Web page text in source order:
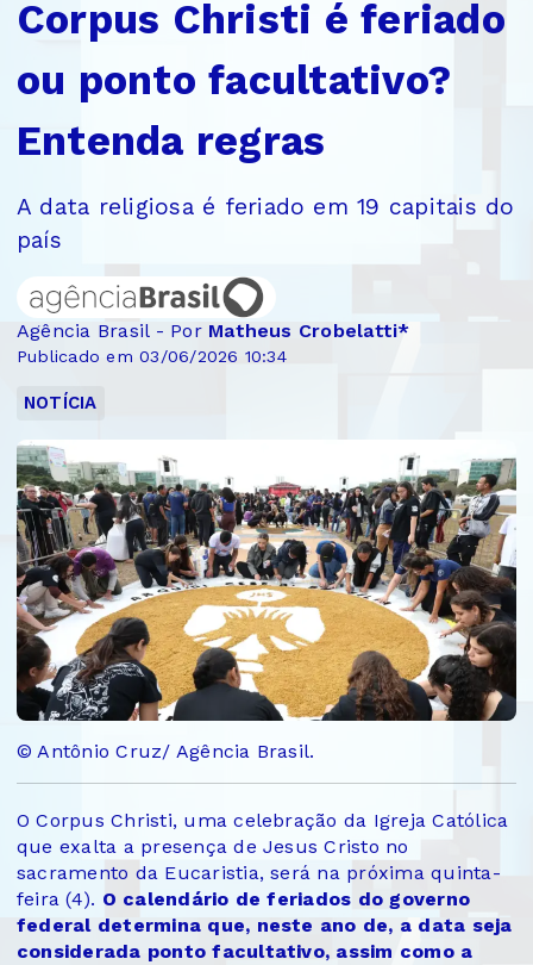
Corpus Christi é feriado
ou ponto facultativo?
Entenda regras
A data religiosa é feriado em 19 capitais do
país
Agência Brasil - Por Matheus Crobelatti*
Publicado em 03/06/2026 10:34
NOTÍCIA
© Antônio Cruz/ Agência Brasil.
O Corpus Christi, uma celebração da Igreja Católica
que exalta a presença de Jesus Cristo no
sacramento da Eucaristia, será na próxima quinta-
feira (4). O calendário de feriados do governo
federal determina que, neste ano de, a data seja
considerada ponto facultativo, assim como a